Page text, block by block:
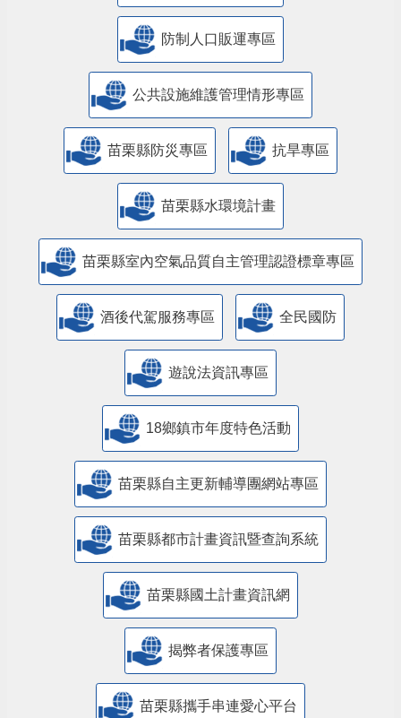
防制人口販運專區
​公共設施維護管理情形專區
苗栗縣防災專區 抗旱專區
苗栗縣水環境計畫
苗栗縣室內空氣品質自主管理認證標章專區
酒後代駕服務專區 全民國防
遊說法資訊專區
18鄉鎮市年度特色活動
苗栗縣自主更新輔導團網站專區
苗栗縣都市計畫資訊暨查詢系統
苗栗縣國土計畫資訊網
揭弊者保護專區
苗栗縣攜手串連愛心平台